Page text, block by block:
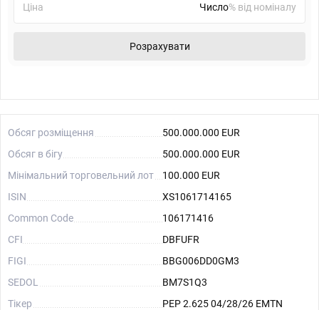
Ціна % від номіналу
Розрахувати
Обсяг розміщення
500.000.000 EUR
Обсяг в бігу
500.000.000 EUR
Мінімальний торговельний лот
100.000 EUR
ISIN
XS1061714165
Common Code
106171416
CFI
DBFUFR
FIGI
BBG006DD0GM3
SEDOL
BM7S1Q3
Тікер
PEP 2.625 04/28/26 EMTN